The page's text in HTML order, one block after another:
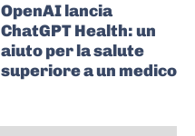
OpenAI lancia
ChatGPT Health: un
aiuto per la salute
superiore a un medico